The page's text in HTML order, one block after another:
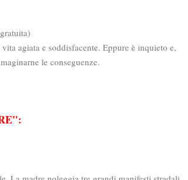
agiata e soddisfacente. Eppure è inquieto e,
le conseguenze.